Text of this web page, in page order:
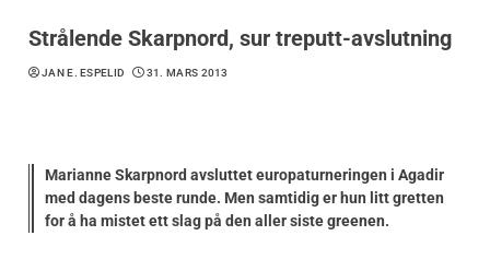
Strålende Skarpnord, sur treputt-avslutning
JAN E. ESPELID 31. MARS 2013
Marianne Skarpnord avsluttet europaturneringen i Agadir
med dagens beste runde. Men samtidig er hun litt gretten
for å ha mistet ett slag på den aller siste greenen.